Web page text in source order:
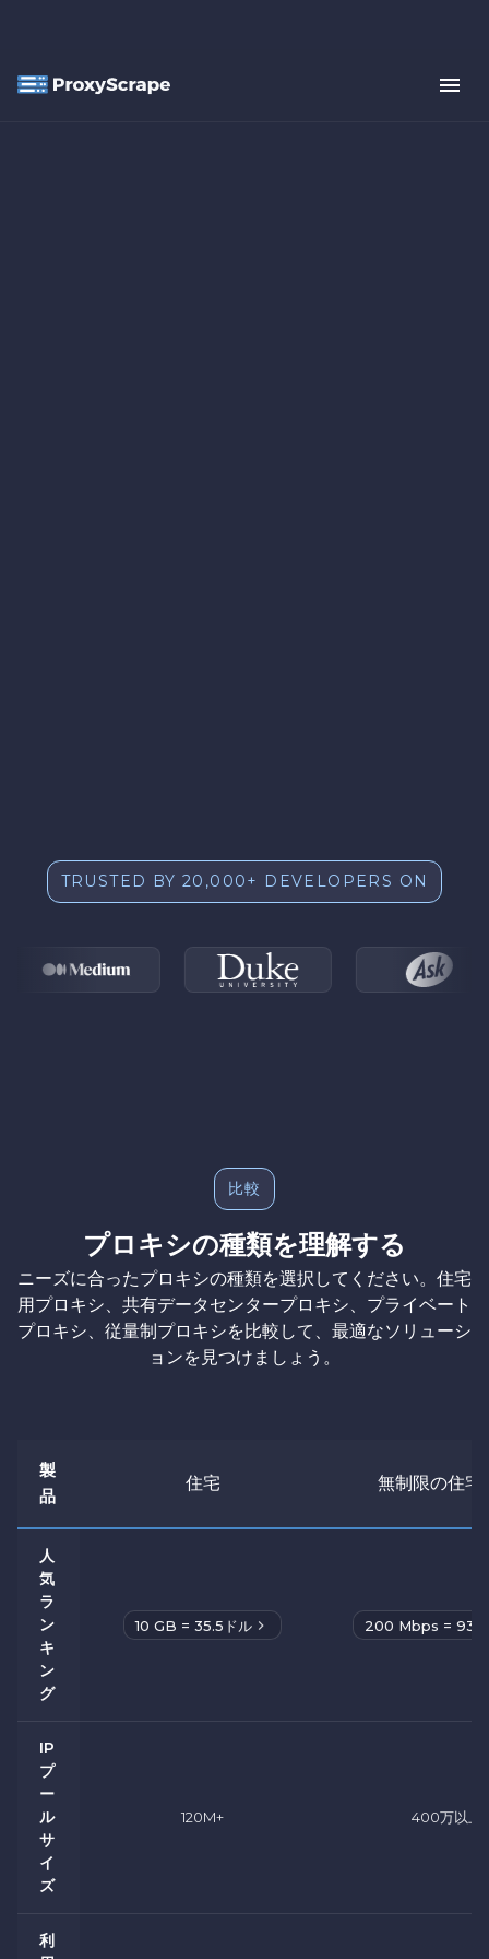
TRUSTED BY 20,000+ DEVELOPERS ON
比較
プロキシの種類を理解する
ニーズに合ったプロキシの種類を選択してください。住宅
用プロキシ、共有データセンタープロキシ、プライベート
プロキシ、従量制プロキシを比較して、最適なソリューシ
ョンを見つけましょう。
製
品
住宅 無制限の住宅
人
気
ラ
ン
キ
ン
グ
10 GB = 35.5ドル 200 Mbps = 933
IP
プ
ー
ル
サ
イ
ズ
120M+ 400万以上
利